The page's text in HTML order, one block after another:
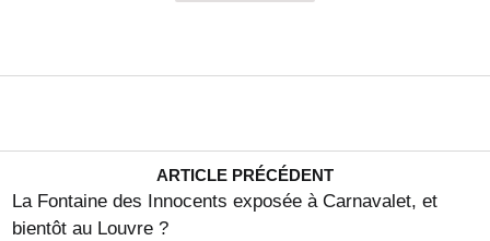
ARTICLE PRÉCÉDENT
La Fontaine des Innocents exposée à Carnavalet, et
bientôt au Louvre ?